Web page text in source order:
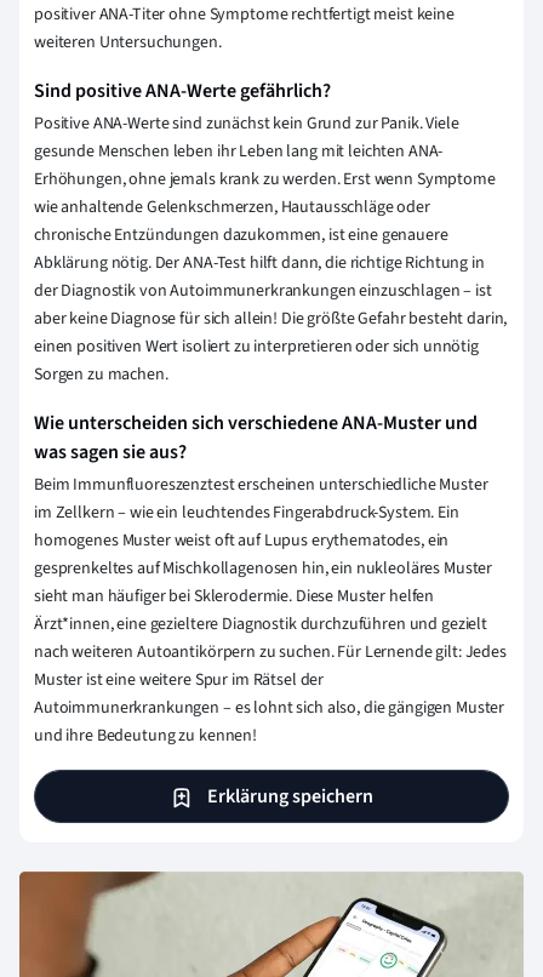
positiver ANA-Titer ohne Symptome rechtfertigt meist keine
weiteren Untersuchungen.
Sind positive ANA-Werte gefährlich?
Positive ANA-Werte sind zunächst kein Grund zur Panik. Viele
gesunde Menschen leben ihr Leben lang mit leichten ANA-
Erhöhungen, ohne jemals krank zu werden. Erst wenn Symptome
wie anhaltende Gelenkschmerzen, Hautausschläge oder
chronische Entzündungen dazukommen, ist eine genauere
Abklärung nötig. Der ANA-Test hilft dann, die richtige Richtung in
der Diagnostik von Autoimmunerkrankungen einzuschlagen – ist
aber keine Diagnose für sich allein! Die größte Gefahr besteht darin,
einen positiven Wert isoliert zu interpretieren oder sich unnötig
Sorgen zu machen.
Wie unterscheiden sich verschiedene ANA-Muster und
was sagen sie aus?
Beim Immunfluoreszenztest erscheinen unterschiedliche Muster
im Zellkern – wie ein leuchtendes Fingerabdruck-System. Ein
homogenes Muster weist oft auf Lupus erythematodes, ein
gesprenkeltes auf Mischkollagenosen hin, ein nukleoläres Muster
sieht man häufiger bei Sklerodermie. Diese Muster helfen
Ärzt*innen, eine gezieltere Diagnostik durchzuführen und gezielt
nach weiteren Autoantikörpern zu suchen. Für Lernende gilt: Jedes
Muster ist eine weitere Spur im Rätsel der
Autoimmunerkrankungen – es lohnt sich also, die gängigen Muster
und ihre Bedeutung zu kennen!
Erklärung speichern